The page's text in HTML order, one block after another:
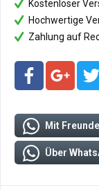
Kostenloser
Hochwertige
Zahlung auf
Mit
Über